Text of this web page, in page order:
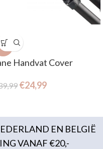
Handvat Cover
€24,99
EN BELGIË
VANAF €20,-